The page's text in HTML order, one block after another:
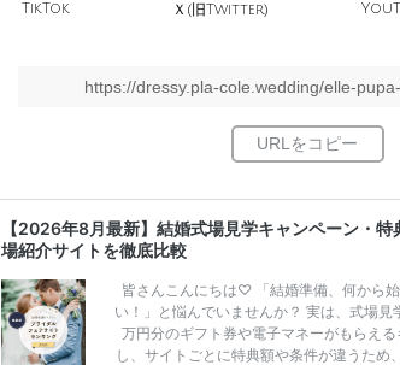
TikTok Ｘ(旧Twitter)
https://dressy.pla-cole.wedding/elle-
【2026年8月最新】結婚式場見学キャンペーン・
場紹介サイトを徹底比較
皆さんこんにちは♡ 「結婚準備、何から
い！」と悩んでいませんか？ 実は、式場
万円分のギフト券や電子マネーがもらえ
し、サイトごとに特典額や条件が違うため